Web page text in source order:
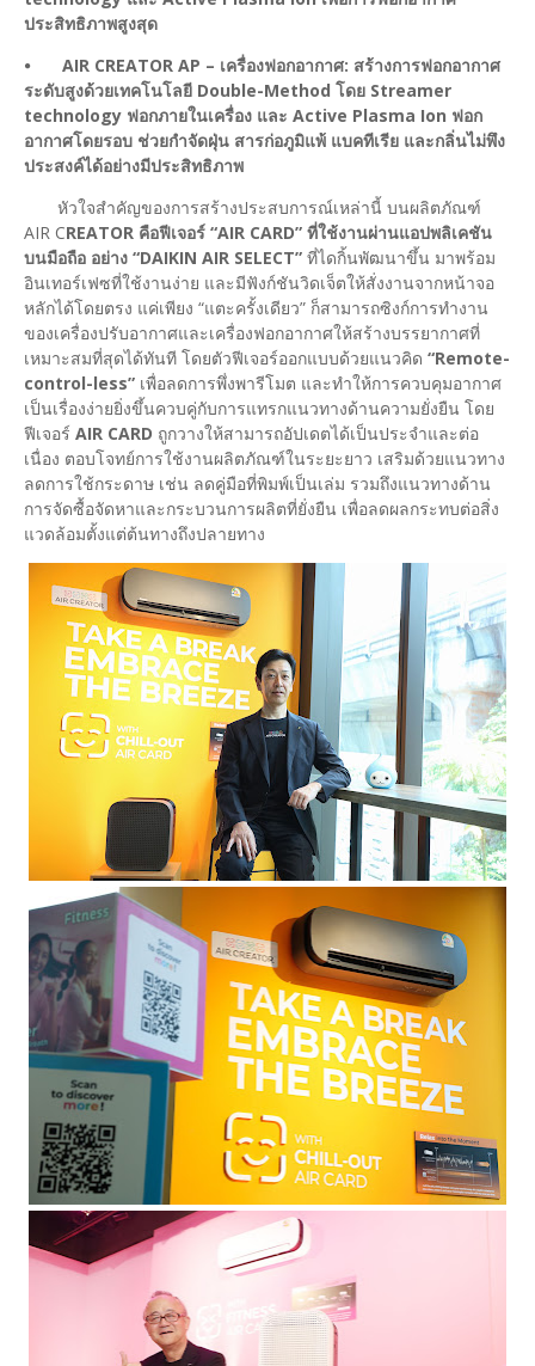
ประสิทธิภาพสูงสุด
⦁
AIR CREATOR AP – เครื่องฟอกอากาศ: สร้างการฟอกอากาศ
ระดับสูงด้วยเทคโนโลยี Double-Method โดย Streamer
technology ฟอกภายในเครื่อง และ Active Plasma Ion ฟอก
อากาศโดยรอบ ช่วยกำจัดฝุ่น สารก่อภูมิแพ้ แบคทีเรีย และกลิ่นไม่พึง
ประสงค์ได้อย่างมีประสิทธิภาพ
หัวใจสำคัญของการสร้างประสบการณ์เหล่านี้ บนผลิตภัณฑ์
AIR CREATOR คือฟีเจอร์ “AIR CARD” ที่ใช้งานผ่านแอปพลิเคชัน
บนมือถือ อย่าง “DAIKIN AIR SELECT” ที่ไดกิ้นพัฒนาขึ้น มาพร้อม
อินเทอร์เฟซที่ใช้งานง่าย และมีฟังก์ชันวิดเจ็ตให้สั่งงานจากหน้าจอ
หลักได้โดยตรง แค่เพียง “แตะครั้งเดียว” ก็สามารถซิงก์การทำงาน
ของเครื่องปรับอากาศและเครื่องฟอกอากาศให้สร้างบรรยากาศที่
เหมาะสมที่สุดได้ทันที โดยตัวฟีเจอร์ออกแบบด้วยแนวคิด “Remote-
control-less” เพื่อลดการพึ่งพารีโมต และทำให้การควบคุมอากาศ
เป็นเรื่องง่ายยิ่งขึ้นควบคู่กับการแทรกแนวทางด้านความยั่งยืน โดย
ฟีเจอร์ AIR CARD ถูกวางให้สามารถอัปเดตได้เป็นประจำและต่อ
เนื่อง ตอบโจทย์การใช้งานผลิตภัณฑ์ในระยะยาว เสริมด้วยแนวทาง
ลดการใช้กระดาษ เช่น ลดคู่มือที่พิมพ์เป็นเล่ม รวมถึงแนวทางด้าน
การจัดซื้อจัดหาและกระบวนการผลิตที่ยั่งยืน เพื่อลดผลกระทบต่อสิ่ง
แวดล้อมตั้งแต่ต้นทางถึงปลายทาง